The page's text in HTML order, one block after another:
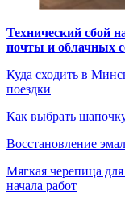
Технический сбой
почты и облачных
Куда сходить в
поездки
Как выбрать
Восстановление
Мягкая черепица
начала работ